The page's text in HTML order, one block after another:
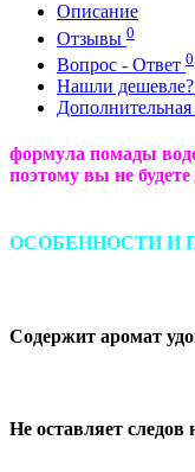
Описание
Отзывы 0
Вопрос - Ответ 0
Нашли
формула помады
поэтому вы не
ОСОБЕННОСТИ И
Содержит аромат
Не оставляет следов